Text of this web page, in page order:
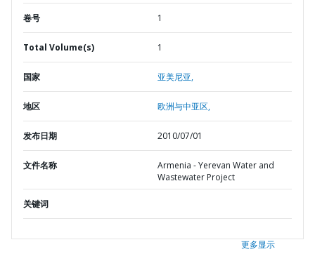
卷号 1
Total Volume(s) 1
国家 亚美尼亚,
地区 欧洲与中亚区,
发布日期 2010/07/01
文件名称
Armenia - Yerevan Water and
Wastewater Project
关键词
更多显示